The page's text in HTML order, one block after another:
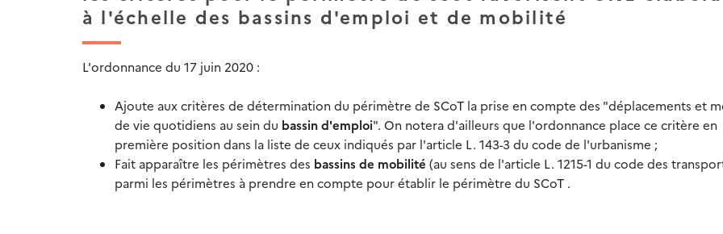
à l'échelle des bassins d'emploi et de mobilité
L'ordonnance du 17 juin 2020 :
Ajoute aux critères de détermination du périmètre de SCoT la prise en compte des "déplacements et
de vie quotidiens au sein du bassin d'emploi". On notera d'ailleurs que l'ordonnance place ce critère en
première position dans la liste de ceux indiqués par l'article L. 143-3 du code de l'urbanisme ;
Fait apparaître les périmètres des bassins de mobilité (au sens de l'article L. 1215-1 du code des
parmi les périmètres à prendre en compte pour établir le périmètre du SCoT .